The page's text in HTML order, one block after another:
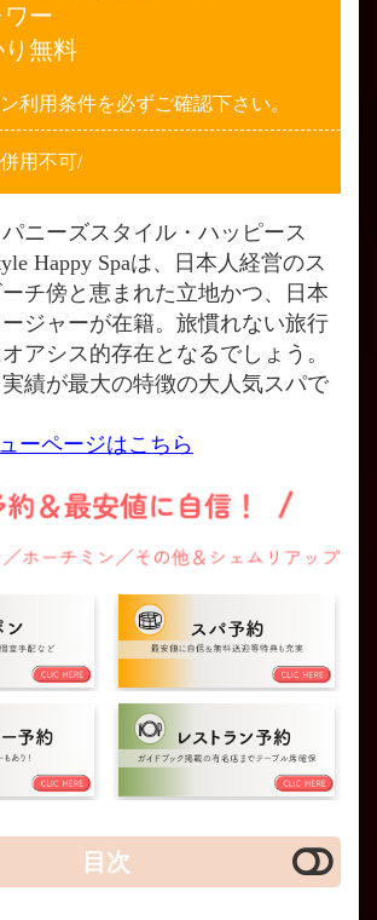
ワー
り無料
利用条件を必ずご確認下さい。
用不可/
ニーズスタイル・ハッピース
Happy Spaは、日本人経営のス
チ傍と恵まれた立地かつ、日本
ジャーが在籍。旅慣れない旅行
アシス的存在となるでしょう。
績が最大の特徴の大人気スパで
ーページはこちら
目次